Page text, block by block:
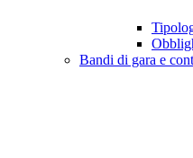
Bandi di gara e